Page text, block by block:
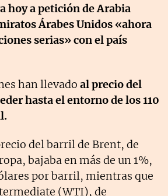
hoy a petición de Arabia
Árabes Unidos «ahora
serias» con el país
han llevado al precio del
hasta el entorno de los 110
del barril de Brent, de
bajaba en más de un 1%,
por barril, mientras que
(WTI), de